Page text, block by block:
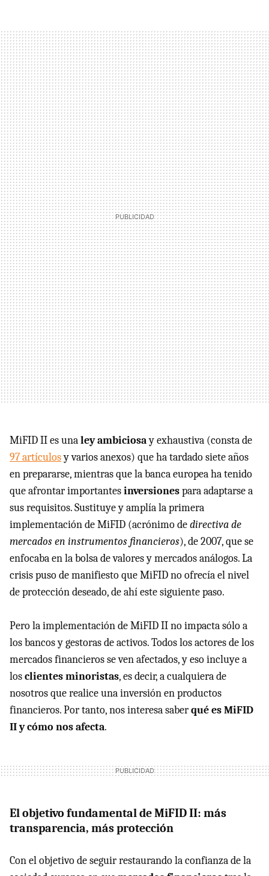
MiFID II es unaley ambiciosay exhaustiva (consta de
97 artículosy varios anexos) que ha tardado siete años
en prepararse, mientras que la banca europea ha tenido
que afrontar importantesinversionespara adaptarse a
sus requisitos. Sustituye y amplía la primera
implementación de MiFID (acrónimo dedirectiva de
mercados en instrumentos financieros), de 2007, que se
enfocaba en la bolsa de valores y mercados análogos. La
crisis puso de manifiesto que MiFID no ofrecía el nivel
de protección deseado, de ahí este siguiente paso.
Pero la implementación de MiFID II no impacta sólo a
los bancos y gestoras de activos. Todos los actores de los
mercados financieros se ven afectados, y eso incluye a
losclientes minoristas, es decir, a cualquiera de
nosotros que realice una inversión en productos
financieros. Por tanto, nos interesa saberqué es MiFID
II y cómo nos afecta.
El objetivo fundamental de MiFID II: más
transparencia, más protección
Con el objetivo de seguir restaurando la confianza de la